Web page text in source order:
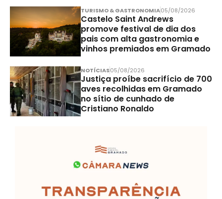
TURISMO & GASTRONOMIA05/08/2026
Castelo Saint Andrews
promove festival de dia dos
pais com alta gastronomia e
vinhos premiados em Gramado
NOTÍCIAS05/08/2026
Justiça proíbe sacrifício de 700
aves recolhidas em Gramado
no sítio de cunhado de
Cristiano Ronaldo